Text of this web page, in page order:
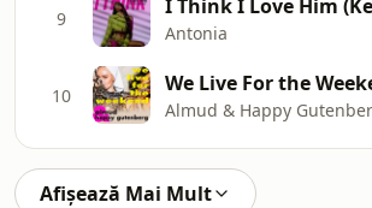
9
Antonia
10 We Live For the
Almud & Happy
Afișează Mai Mult